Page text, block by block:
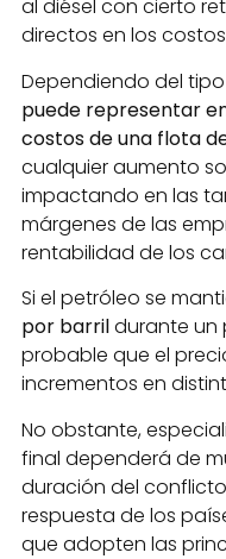
al diésel con cierto
directos en los
Dependiendo del
puede representar
costos de una flota
cualquier aumento
impactando en las
márgenes de las
rentabilidad de los
Si el petróleo se
por barrildurante un
probable que el
incrementos en
No obstante,
final dependerá de
duración del
respuesta de los
que adopten las